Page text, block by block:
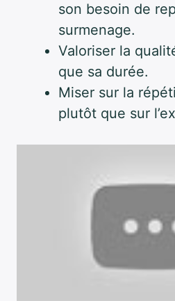
son besoin de
surmenage.
Valoriser la
que sa durée.
Miser sur la
plutôt que sur